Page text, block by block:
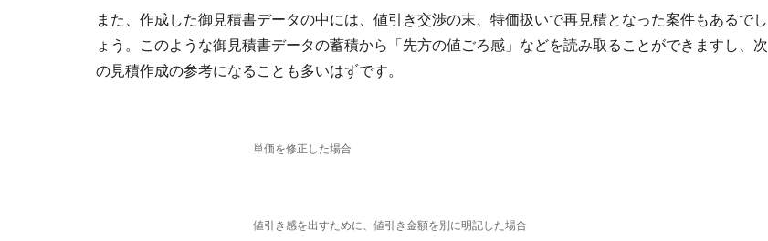
また、作成した御見積書データの中には、値引き交渉の末、特価扱いで再見積となった案件もあるでし
ょう。このような御見積書データの蓄積から「先方の値ごろ感」などを読み取ることができますし、次
の見積作成の参考になることも多いはずです。
単価を修正した場合
値引き感を出すために、値引き金額を別に明記した場合